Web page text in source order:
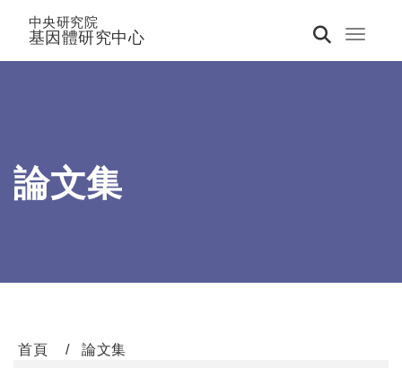
Toggle
中央研究院
基因體研究中心
論文集
首頁
論文集